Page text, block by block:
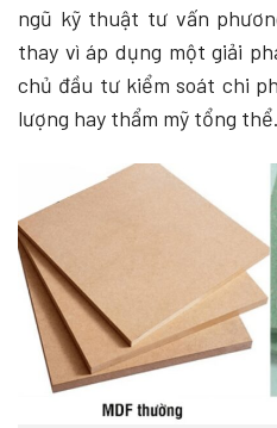
ngũ kỹ thuật tư vấn
thay vì áp dụng một giải
chủ đầu tư kiểm soát chi
lượng hay thẩm mỹ tổng thể.